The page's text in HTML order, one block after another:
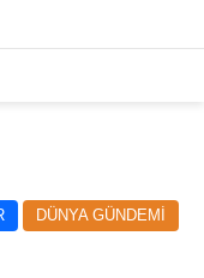
DÜNYA GÜNDEMİ